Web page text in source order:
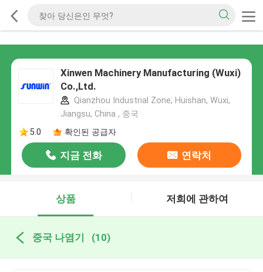
Xinwen Machinery Manufacturing (Wuxi)
Co.,Ltd.
Qianzhou Industrial Zone, Huishan, Wuxi,
Jiangsu, China , 중국
5.0
확인된 공급자
지금 전화 연락처
상품 저희에 관하여
중국 나염기 (10)